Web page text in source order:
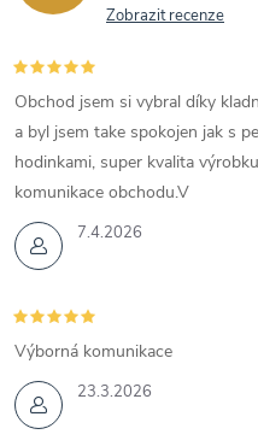
Zobrazit recenze
7.4.2026
Obchod jsem si vybral díky
a byl jsem take spokojen jak s
hodinkami, super kvalita
komunikace obchodu.V
23.3.2026
Výborná komunikace